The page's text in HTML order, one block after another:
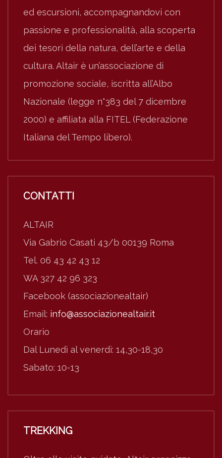
ed escursioni, accompagnandovi con
passione e professionalità, alla scoperta
dei tesori della natura, dell’arte e della
cultura. Altair è un’associazione di
promozione sociale, iscritta all’Albo
Nazionale (legge n°383 del 7 dicembre
2000) e affiliata alla FITEL (Federazione
Italiana del Tempo libero).
CONTATTI
ALTAIR
Via Gabrio Casati 43/b 00139 Roma
Tel. 06 43 42 43 12
WA 327 42 96 323
Facebook (associazionealtair)
Email: info@associazionealtair.it
Orario
Dal Lunedì al venerdì: 14,30-18,30
Sabato: 10-13
TREKKING